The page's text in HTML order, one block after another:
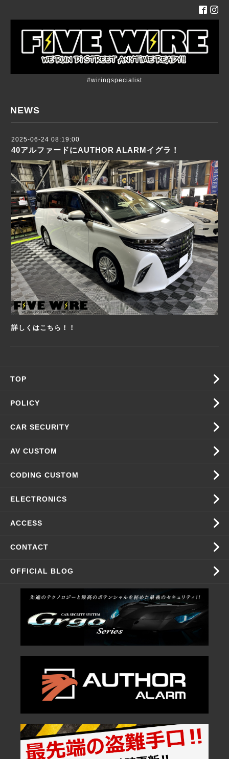
#wiringspecialist
NEWS
2025-06-24 08:19:00
40アルファードにAUTHOR ALARMイグラ！
詳しくはこちら！！
TOP
POLICY
CAR SECURITY
AV CUSTOM
CODING CUSTOM
ELECTRONICS
ACCESS
CONTACT
OFFICIAL BLOG